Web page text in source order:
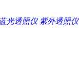
蓝光透照仪 紫外透照仪